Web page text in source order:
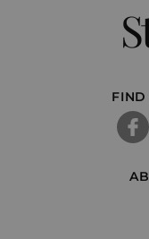
FIND